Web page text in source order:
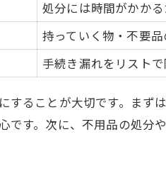
処分には時間がかか
持っていく物・不要
手続き漏れをリスト
ることが大切です。まず
す。次に、不用品の処分